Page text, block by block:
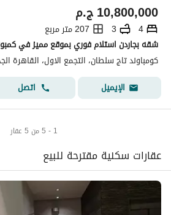
ج.م10,800,000
4
3
207 متر مربع
كومباوند تاج سلطان، التجمع الاول، القاهرة
الإيميل
اتصل
1 - 5 من 5 عقار
عقارات سكنية مقترحة للبيع